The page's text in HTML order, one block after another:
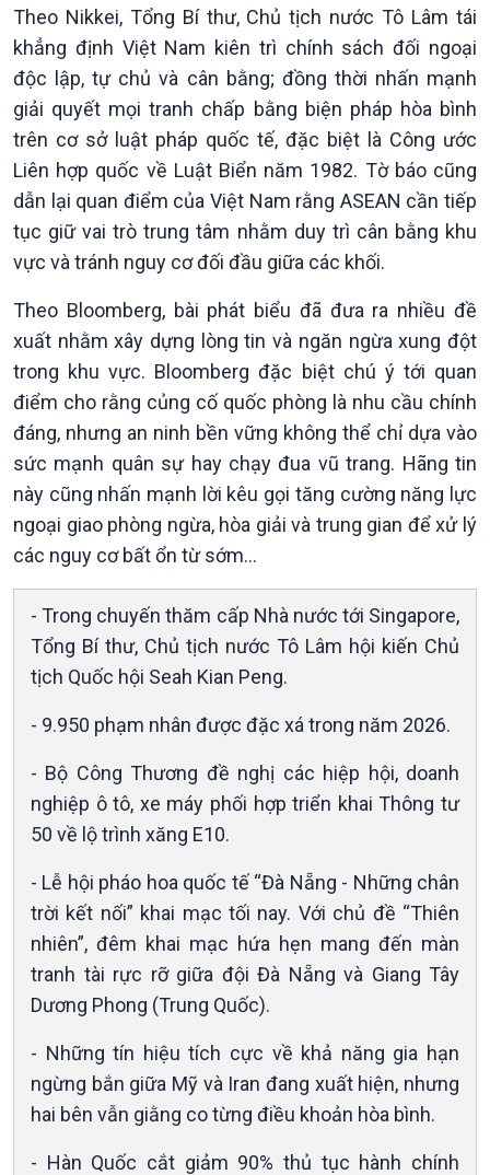
Xã hội
Tin Đời sống & Xã hội
360 độ Sức khỏe
Chuyển đổi Xanh
Tài nguyên và Môi trường
Chuyên gia của bạn
Xã hội chuyển động
Bước chân đến trường
Khoa học & Công nghệ
Tin Khoa học & Công nghệ
Kết nối công nghệ
Sống chung với biến đổi
khí hậu
Tin Văn hoá & Du lịch
Chát với người nổi tiếng
Câu chuyện Thể thao
Multimedia
Video
Infographic
E-Magazine
Theo Nikkei, Tổng Bí thư, Chủ tịch nước Tô Lâm tái
khẳng định Việt Nam kiên trì chính sách đối ngoại
độc lập, tự chủ và cân bằng; đồng thời nhấn mạnh
giải quyết mọi tranh chấp bằng biện pháp hòa bình
trên cơ sở luật pháp quốc tế, đặc biệt là Công ước
Liên hợp quốc về Luật Biển năm 1982. Tờ báo cũng
dẫn lại quan điểm của Việt Nam rằng ASEAN cần tiếp
tục giữ vai trò trung tâm nhằm duy trì cân bằng khu
vực và tránh nguy cơ đối đầu giữa các khối.
Theo Bloomberg, bài phát biểu đã đưa ra nhiều đề
xuất nhằm xây dựng lòng tin và ngăn ngừa xung đột
trong khu vực. Bloomberg đặc biệt chú ý tới quan
điểm cho rằng củng cố quốc phòng là nhu cầu chính
đáng, nhưng an ninh bền vững không thể chỉ dựa vào
sức mạnh quân sự hay chạy đua vũ trang. Hãng tin
này cũng nhấn mạnh lời kêu gọi tăng cường năng lực
ngoại giao phòng ngừa, hòa giải và trung gian để xử lý
các nguy cơ bất ổn từ sớm...
- Trong chuyến thăm cấp Nhà nước tới Singapore,
Tổng Bí thư, Chủ tịch nước Tô Lâm hội kiến Chủ
tịch Quốc hội Seah Kian Peng.
- 9.950 phạm nhân được đặc xá trong năm 2026.
- Bộ Công Thương đề nghị các hiệp hội, doanh
nghiệp ô tô, xe máy phối hợp triển khai Thông tư
50 về lộ trình xăng E10.
- Lễ hội pháo hoa quốc tế “Đà Nẵng - Những chân
trời kết nối” khai mạc tối nay. Với chủ đề “Thiên
nhiên”, đêm khai mạc hứa hẹn mang đến màn
tranh tài rực rỡ giữa đội Đà Nẵng và Giang Tây
Dương Phong (Trung Quốc).
- Những tín hiệu tích cực về khả năng gia hạn
ngừng bắn giữa Mỹ và Iran đang xuất hiện, nhưng
hai bên vẫn giằng co từng điều khoản hòa bình.
- Hàn Quốc cắt giảm 90% thủ tục hành chính